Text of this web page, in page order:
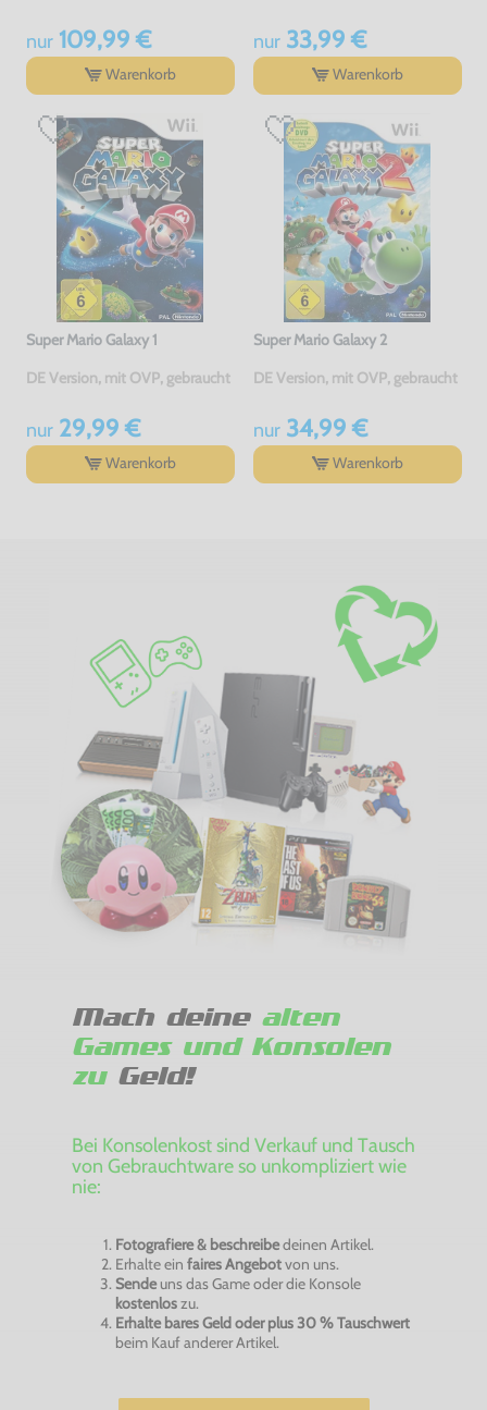
nur109,99 €
Warenkorb
nur33,99 €
Warenkorb
Super Mario Galaxy 1
DE Version, mit OVP, gebraucht
nur29,99 €
Warenkorb
Super Mario Galaxy 2
DE Version, mit OVP, gebraucht
nur34,99 €
Warenkorb
Mach deine alten
Games und Konsolen
zuGeld!
Bei Konsolenkost sind Verkauf und Tausch
von Gebrauchtware so unkompliziert wie
nie:
Fotografiere & beschreibedeinen Artikel.
Erhalte ein faires Angebotvon uns.
Sendeuns das Game oder die Konsole
kostenloszu.
Erhalte bares Geld oder plus 30 % Tauschwert
beim Kauf anderer Artikel.